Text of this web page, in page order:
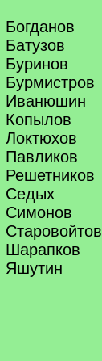
Богданов
Батузов
Буринов
Бурмистров
Иванюшин
Копылов
Локтюхов
Павликов
Решетников
Седых
Симонов
Старовойтов
Шарапков
Яшутин